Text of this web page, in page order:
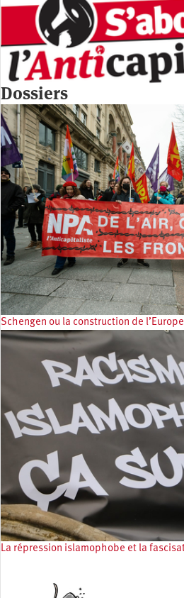
Dossiers
Schengen ou la construction de
La répression islamophobe et la